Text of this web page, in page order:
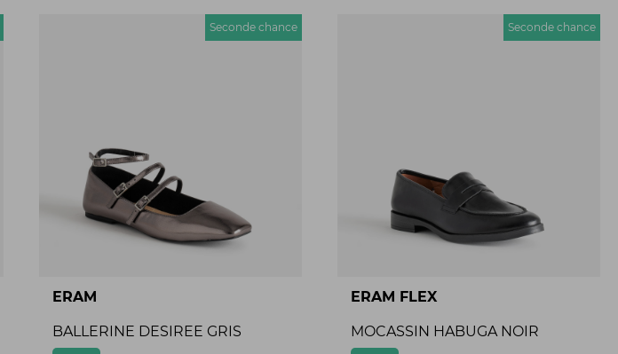
Seconde chance
ERAM
BALLERINE DESIREE GRIS
Seconde chance
ERAM FLEX
MOCASSIN HABUGA NOIR